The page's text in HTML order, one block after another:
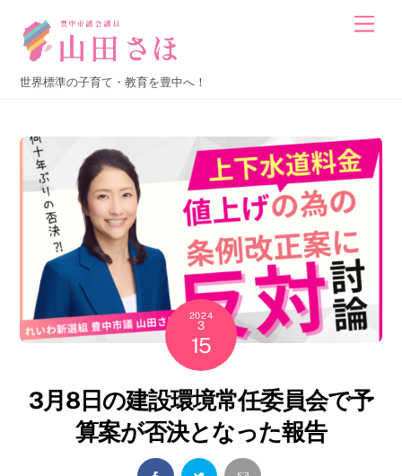
content
世界標準の子育て・教育を豊中へ！
2024
3
15
3月8日の建設環境常任委員会で予
算案が否決となった報告